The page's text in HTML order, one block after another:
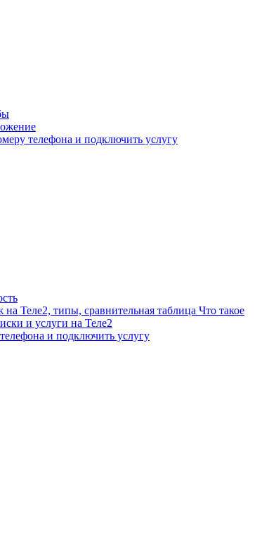
телефона и подключить услугу
Что такое
и услуги на Теле2
и подключить услугу